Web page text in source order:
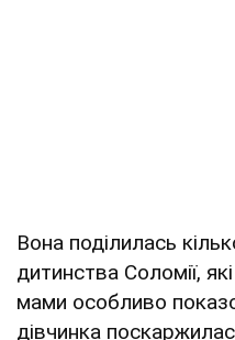
Вона поділилась
дитинства Соломії,
мами особливо
дівчинка